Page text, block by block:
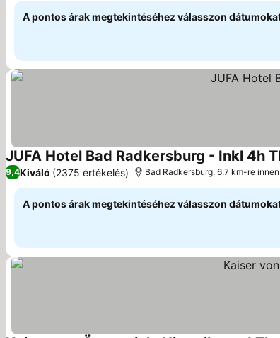
A pontos árak megtekintéséhez válasszon
JUFA Hotel Bad Radkersburg - Inkl 4h
9,4Kiváló (2375 értékelés) Bad Radkersburg, 6.7 km-re
A pontos árak megtekintéséhez válasszon